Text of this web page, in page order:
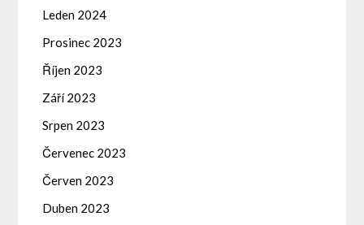
Leden 2024
Prosinec 2023
Říjen 2023
Září 2023
Srpen 2023
Červenec 2023
Červen 2023
Duben 2023